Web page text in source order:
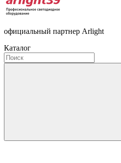
официальный партнер Arlight
Каталог